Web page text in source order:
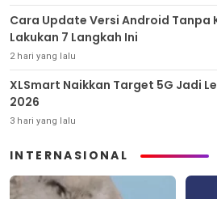
Cara Update Versi Android Tanpa
Lakukan 7 Langkah Ini
2 hari yang lalu
XLSmart Naikkan Target 5G Jadi
2026
3 hari yang lalu
INTERNASIONAL